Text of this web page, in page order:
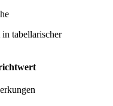
tabellarischer